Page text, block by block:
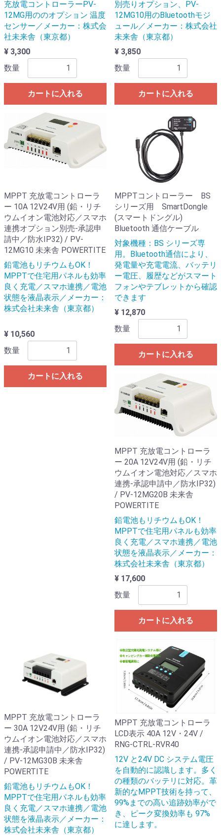
充放電コントローラーPV-
12MG用ののオプション 温度
センサー／メーカー：株式会
社未来舎（東京都）
¥ 3,300
数量
カートに入れる
別売りオプション、PV-
12MG10用のBluetoothモジ
ュール／メーカー：株式会社
未来舎（東京都）
¥ 3,850
数量
カートに入れる
MPPT 充放電コントローラ
ー 10A 12V24V用 (鉛・リチ
ウムイオン電池対応／スマホ
連携オプション別売-承認申
請中／防水IP32) / PV-
12MG10 未来舎 POWERTITE
鉛電池もリチウムもOK！
MPPTで住宅用パネルも効率
良く充電／スマホ連携／電池
状態を液晶表示／メーカー：
株式会社未来舎（東京都）
¥ 10,560
数量
カートに入れる
MPPTコントローラー BS
シリーズ用 SmartDongle
(スマートドングル)
Bluetooth 通信ケーブル
対象機種：BS シリーズ専
用。Bluetooth通信により、
発電量や充電電流、バッテリ
ー電圧、履歴などがスマート
フォンやテブレットから確認
できます
¥ 12,870
数量
カートに入れる
MPPT 充放電コントローラ
ー 20A 12V24V用 (鉛・リチ
ウムイオン電池対応／スマホ
連携-承認申請中／防水IP32)
/ PV-12MG20B 未来舎
POWERTITE
鉛電池もリチウムもOK！
MPPTで住宅用パネルも効率
良く充電／スマホ連携／電池
状態を液晶表示／メーカー：
株式会社未来舎（東京都）
¥ 17,600
数量
カートに入れる
MPPT 充放電コントローラ
ー 30A 12V24V用 (鉛・リチ
ウムイオン電池対応／スマホ
連携-承認申請中／防水IP32)
/ PV-12MG30B 未来舎
POWERTITE
鉛電池もリチウムもOK！
MPPTで住宅用パネルも効率
良く充電／スマホ連携／電池
状態を液晶表示／メーカー：
株式会社未来舎（東京都）
MPPT 充放電コントローラ
LCD表示 40A 12V・24V /
RNG-CTRL-RVR40
12V と24V DC システム電圧
を自動的に認識します。多く
の種類のバッテリに対応。革
新的なMPPT技術を持って、
99%までの高い追跡効率がで
き、ピーク変換効率も 97%
に達します。